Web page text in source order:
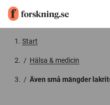
Start
/ Hälsa & medicin
/ Även små mängder